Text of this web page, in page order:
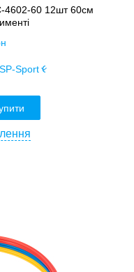
4602-60 12шт 60см